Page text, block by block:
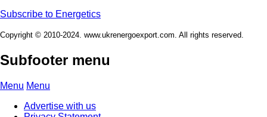
Subscribe to Energetics
Copyright © 2010-2024. www.ukrenergoexport.com. All rights reserved.
Subfooter menu
Menu Menu
Advertise with us